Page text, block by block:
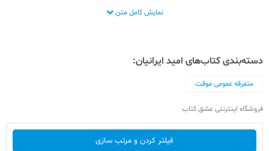
انتشارات امید ایرانیان
نمایش کامل متن
دسته‌بندی کتاب‌های امید ایرانیان:
متفرقه عمومی موقت
فروشگاه اینترنتی عشق کتاب
فیلتر کردن و مرتب سازی